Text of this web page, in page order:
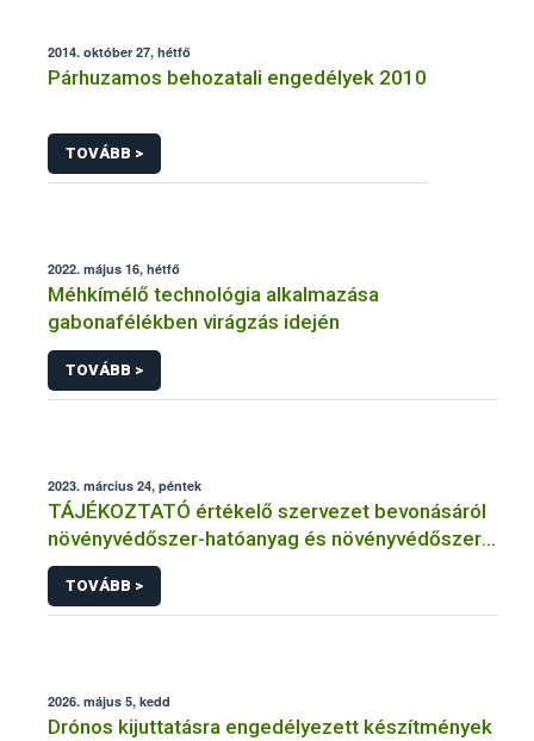
2014. október 27, hétfő
Párhuzamos behozatali engedélyek 2010
TOVÁBB >
2022. május 16, hétfő
Méhkímélő technológia alkalmazása
gabonafélékben virágzás idején
TOVÁBB >
2023. március 24, péntek
TÁJÉKOZTATÓ értékelő szervezet bevonásáról
növényvédőszer-hatóanyag és növényvédőszer
engedélyezésére, továbbá a meglévő engedély
meghosszabbítására vagy módosítására irányuló
eljárásba
TOVÁBB >
2026. május 5, kedd
Drónos kijuttatásra engedélyezett készítmények